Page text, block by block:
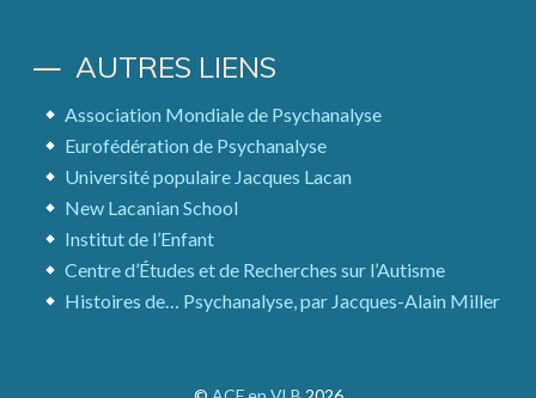
AUTRES LIENS
Association Mondiale de Psychanalyse
Eurofédération de Psychanalyse
Université populaire Jacques Lacan
New Lacanian School
Institut de l’Enfant
Centre d’Études et de Recherches sur l’Autisme
Histoires de… Psychanalyse, par Jacques-Alain Miller